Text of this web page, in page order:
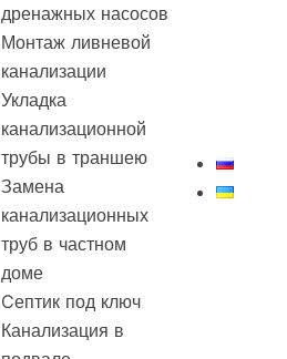
дренажных насосов
Монтаж ливневой
канализации
Укладка
канализационной
трубы в траншею
Замена
канализационных
труб в частном
доме
Cептик под ключ
Канализация в